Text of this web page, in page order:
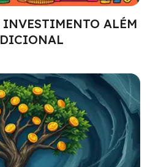
ALÉM